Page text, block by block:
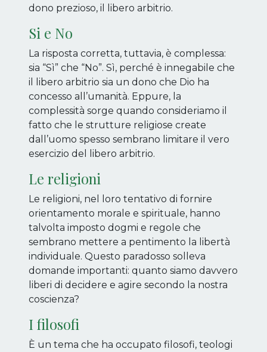
dono prezioso, il libero arbitrio.
Si e No
La risposta corretta, tuttavia, è complessa:
sia “Sì” che “No”. Sì, perché è innegabile che
il libero arbitrio sia un dono che Dio ha
concesso all’umanità. Eppure, la
complessità sorge quando consideriamo il
fatto che le strutture religiose create
dall’uomo spesso sembrano limitare il vero
esercizio del libero arbitrio.
Le religioni
Le religioni, nel loro tentativo di fornire
orientamento morale e spirituale, hanno
talvolta imposto dogmi e regole che
sembrano mettere a pentimento la libertà
individuale. Questo paradosso solleva
domande importanti: quanto siamo davvero
liberi di decidere e agire secondo la nostra
coscienza?
I filosofi
È un tema che ha occupato filosofi, teologi